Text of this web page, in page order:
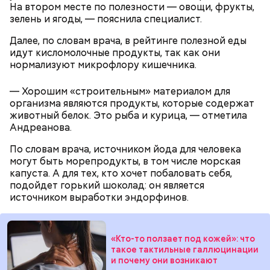
На втором месте по полезности — овощи, фрукты,
зелень и ягоды, — пояснила специалист.
Далее, по словам врача, в рейтинге полезной еды
идут кисломолочные продукты, так как они
нормализуют микрофлору кишечника.
— Хорошим «строительным» материалом для
организма являются продукты, которые содержат
животный белок. Это рыба и курица, — отметила
Андреанова.
По словам врача, источником йода для человека
могут быть морепродукты, в том числе морская
капуста. А для тех, кто хочет побаловать себя,
подойдет горький шоколад: он является
источником выработки эндорфинов.
«Кто-то ползает под кожей»: что
такое тактильные галлюцинации
и почему они возникают
нужно застыть на месте и не двигаться;
нельзя ни в коем случае махать руками;
не стоит пытаться «поймать» молнию или
потрогать, особенно металлическими
предметами.
После получения предельно допустимой дозы
радиации Макеева вывели из 30-километровой
зоны отчуждения, где он до 3 мая проверял на
уровень радиационной зараженности
автотранспорт.
одолжить телевизор.
Молитва Николаю чудотворцу